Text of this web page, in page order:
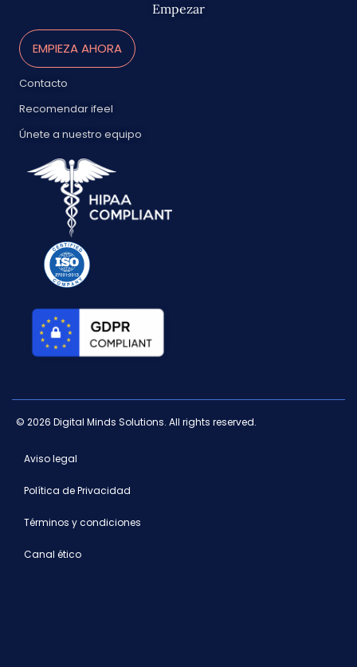
Empezar
EMPIEZA AHORA
Contacto
Recomendar ifeel
Únete a nuestro equipo
© 2026 Digital Minds Solutions. All rights reserved.
Aviso legal
Política de Privacidad
Términos y condiciones
Canal ético